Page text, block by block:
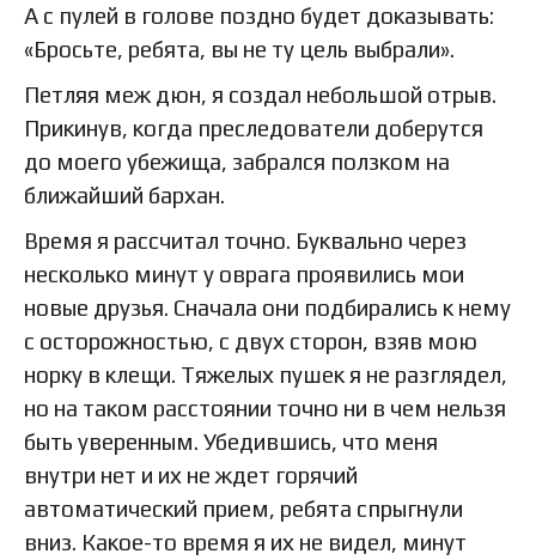
А с пулей в голове поздно будет доказывать:
«Бросьте, ребята, вы не ту цель выбрали».
Петляя меж дюн, я создал небольшой отрыв.
Прикинув, когда преследователи доберутся
до моего убежища, забрался ползком на
ближайший бархан.
Время я рассчитал точно. Буквально через
несколько минут у оврага проявились мои
новые друзья. Сначала они подбирались к нему
с осторожностью, с двух сторон, взяв мою
норку в клещи. Тяжелых пушек я не разглядел,
но на таком расстоянии точно ни в чем нельзя
быть уверенным. Убедившись, что меня
внутри нет и их не ждет горячий
автоматический прием, ребята спрыгнули
вниз. Какое-то время я их не видел, минут